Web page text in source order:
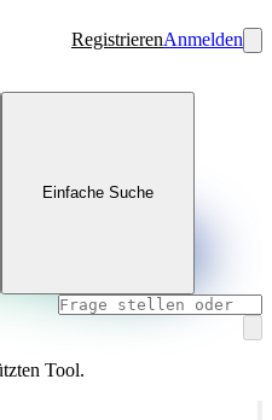
RegistrierenAnmelden
Einfache Suche
Tool.